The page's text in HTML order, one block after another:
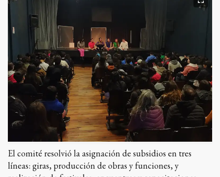
El comité resolvió la asignación de subsidios en tres
líneas: giras, producción de obras y funciones, y